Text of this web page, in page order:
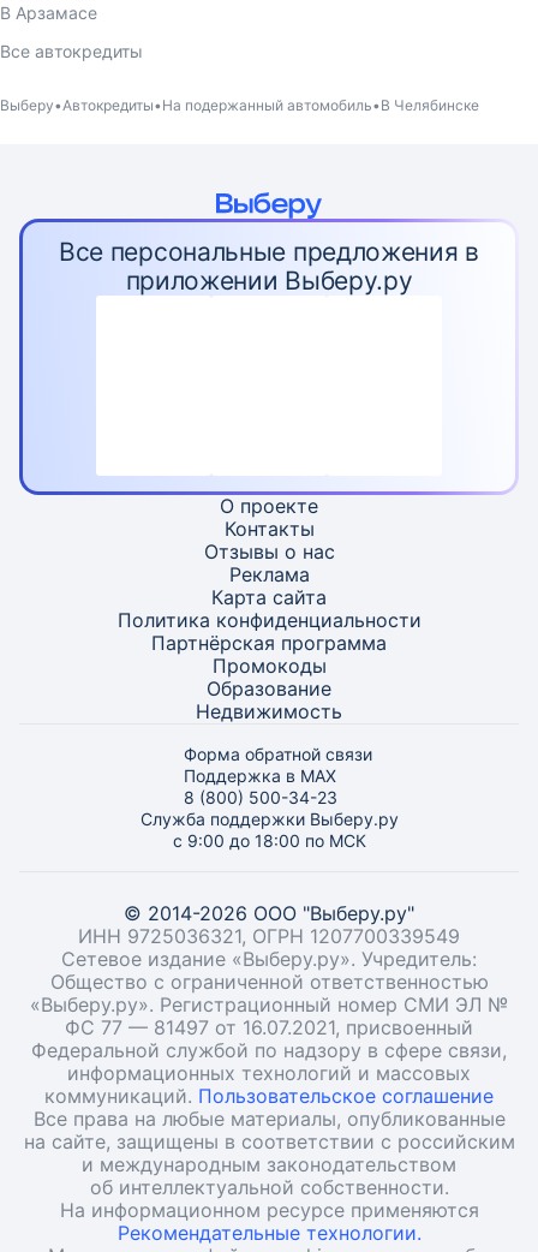
В Арзамасе
Все автокредиты
Выберу Автокредиты На подержанный автомобиль В Челябинске
Все персональные предложения в
приложении Выберу.ру
О проекте
Контакты
Отзывы о нас
Реклама
Карта сайта
Политика конфиденциальности
Партнёрская программа
Промокоды
Образование
Недвижимость
Форма обратной связи
Поддержка в MAX
8 (800) 500-34-23
Служба поддержки Выберу.ру
с 9:00 до 18:00 по МСК
© 2014-2026 ООО "Выберу.ру"
ИНН 9725036321, ОГРН 1207700339549
Сетевое издание «Выберу.ру». Учредитель:
Общество с ограниченной ответственностью
«Выберу.ру». Регистрационный номер СМИ ЭЛ №
ФС 77 — 81497 от 16.07.2021, присвоенный
Федеральной службой по надзору в сфере связи,
информационных технологий и массовых
коммуникаций. Пользовательское соглашение
Все права на любые материалы, опубликованные
на сайте, защищены в соответствии с российским
и международным законодательством
об интеллектуальной собственности.
На информационном ресурсе применяются
Рекомендательные технологии.